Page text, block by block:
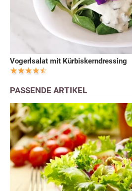
Vogerlsalat mit Kürbiskerndressing
PASSENDE ARTIKEL